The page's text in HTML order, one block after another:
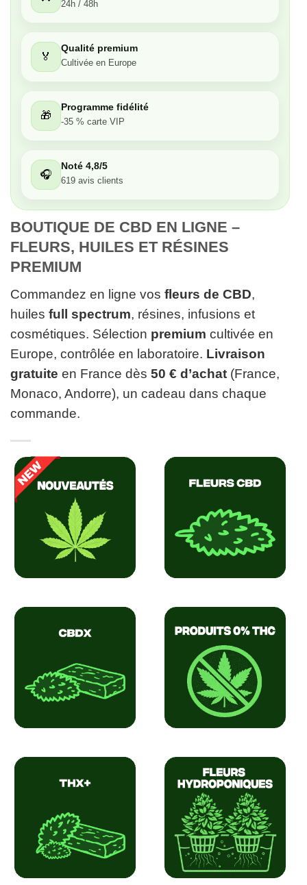
Moyen
Passable
24h / 48h
🏅
Qualité premium
Cultivée en Europe
🎁
Programme fidélité
-35 % carte VIP
🎧
Noté 4,8/5
619 avis clients
BOUTIQUE DE CBD EN LIGNE –
FLEURS, HUILES ET RÉSINES
PREMIUM
Commandez en ligne vos fleurs de CBD,
huiles full spectrum, résines, infusions et
cosmétiques. Sélection premium cultivée en
Europe, contrôlée en laboratoire. Livraison
gratuite en France dès 50 € d’achat (France,
Monaco, Andorre), un cadeau dans chaque
commande.